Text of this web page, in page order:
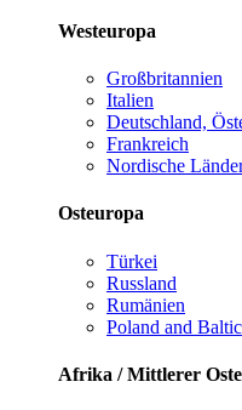
Westeuropa
Großbritannien
Italien
Deutschland,
Frankreich
Nordische
Osteuropa
Türkei
Russland
Rumänien
Poland and Baltic
Afrika / Mittlerer